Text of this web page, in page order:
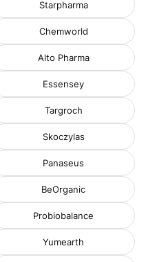
Starpharma
Chemworld
Alto Pharma
Essensey
Targroch
Skoczylas
Panaseus
BeOrganic
Probiobalance
Yumearth